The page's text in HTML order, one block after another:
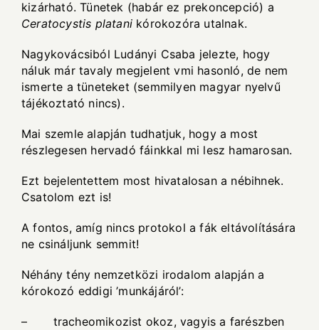
kizárható. Tünetek (habár ez prekoncepció) a
Ceratocystis platani kórokozóra utalnak.
Nagykovácsiból Ludányi Csaba jelezte, hogy
náluk már tavaly megjelent vmi hasonló, de nem
ismerte a tüneteket (semmilyen magyar nyelvű
tájékoztató nincs).
Mai szemle alapján tudhatjuk, hogy a most
részlegesen hervadó fáinkkal mi lesz hamarosan.
Ezt bejelentettem most hivatalosan a nébihnek.
Csatolom ezt is!
A fontos, amíg nincs protokol a fák eltávolítására
ne csináljunk semmit!
Néhány tény nemzetközi irodalom alapján a
kórokozó eddigi ’munkájáról’:
– tracheomikozist okoz, vagyis a farészben